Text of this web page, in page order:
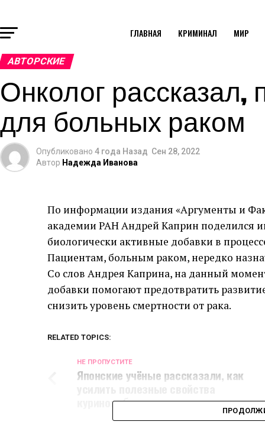
ГЛАВНАЯ КРИМИНАЛ МИР
АВТОРСКИЕ
Онколог
для больных раком
Опубликовано 4 года Назад Сен 28, 2022
Автор Надежда Иванова
По информации издания «Аргументы и
академии РАН Андрей Каприн поделился
биологически активные добавки в
Пациентам, больным раком, нередко
Со слов Андрея Каприна, на данный
добавки помогают предотвратить
снизить уровень смертности от рака.
RELATED TOPICS:
НЕ ПРОПУСТИТЕ
Японские учёные рассказали, как
куриного бульона